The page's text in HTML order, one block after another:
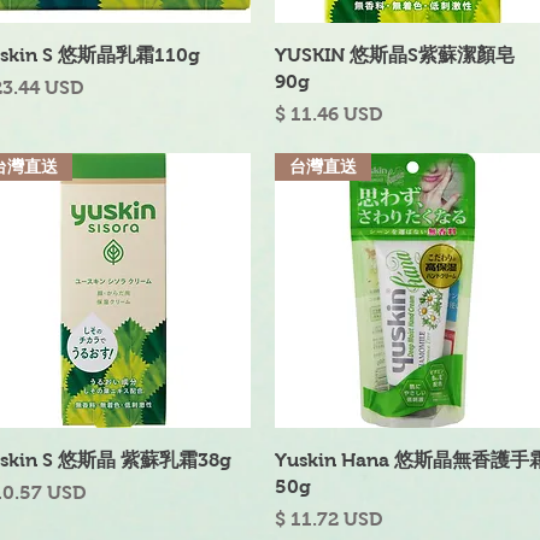
快速瀏覽
S 悠斯晶乳霜110g
USD
快速瀏覽
YUSKIN 悠斯晶S紫蘇潔顏皂
90g
價格
$ 11.46 USD
快速瀏覽
灣直送
S 悠斯晶 紫蘇乳霜38g
USD
快速瀏覽
台灣直送
Yuskin Hana 悠斯晶無香護手
50g
價格
$ 11.72 USD